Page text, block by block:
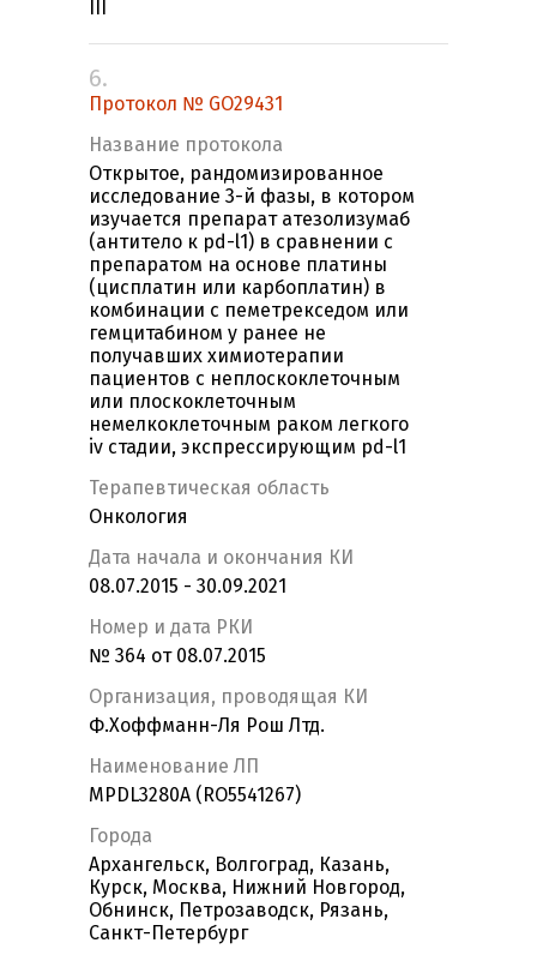
6.
Протокол № GO29431
Название протокола
Открытое, рандомизированное
исследование 3-й фазы, в котором
изучается препарат атезолизумаб
(антитело к pd-l1) в сравнении с
препаратом на основе платины
(цисплатин или карбоплатин) в
комбинации с пеметрекседом или
гемцитабином у ранее не
получавших химиотерапии
пациентов с неплоскоклеточным
или плоскоклеточным
немелкоклеточным раком легкого
iv стадии, экспрессирующим pd-l1
Терапевтическая область
Онкология
Дата начала и окончания КИ
08.07.2015 - 30.09.2021
Номер и дата РКИ
№ 364 от 08.07.2015
Организация, проводящая КИ
Ф.Хоффманн-Ля Рош Лтд.
Наименование ЛП
MPDL3280A (RO5541267)
Города
Архангельск, Волгоград, Казань,
Курск, Москва, Нижний Новгород,
Обнинск, Петрозаводск, Рязань,
Санкт-Петербург